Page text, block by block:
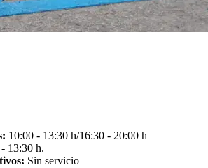
10:00 - 13:30 h/16:30 - 20:00 h
13:30 h.
Sin servicio